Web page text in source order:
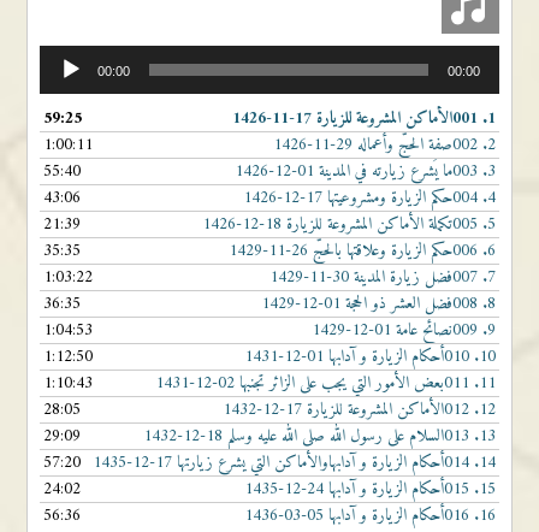
الصوت
00:00 00:00
1. 001الأماكن المشروعة للزيارة 17-11-1426
59:25
2. 002صفة الحجّ وأعماله 29-11-1426
1:00:11
3. 003ما يُشرع زيارته في المدينة 01-12-1426
55:40
4. 004حكم الزيارة ومشروعيتها 17-12-1426
43:06
5. 005تكملة الأماكن المشروعة للزيارة 18-12-1426
21:39
6. 006حكم الزيارة وعلاقتها بالحجّ 26-11-1429
35:35
7. 007فضل زيارة المدينة 30-11-1429
1:03:22
8. 008فضل العشر ذو الحجة 01-12-1429
36:35
9. 009نصائح عامة 01-12-1429
1:04:53
10. 010أحكام الزيارة و آدابها 01-12-1431
1:12:50
11. 011بعض الأمور التي يجب على الزائر تجنبها 02-12-1431
1:10:43
12. 012الأماكن المشروعة للزيارة 17-12-1432
28:05
13. 013السلام على رسول الله صلى الله عليه وسلم 18-12-1432
29:09
14. 014أحكام الزيارة و آدابهاوالأماكن التي يشرع زيارتها 17-12-1435
57:20
15. 015أحكام الزيارة و آدابها 24-12-1435
24:02
16. 016أحكام الزيارة و آدابها 05-03-1436 56:36